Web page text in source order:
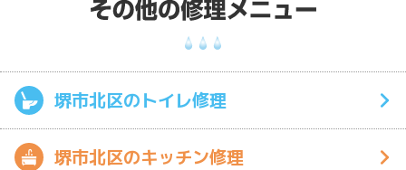
堺市北区のトイレ修理
堺市北区のキッチン修理